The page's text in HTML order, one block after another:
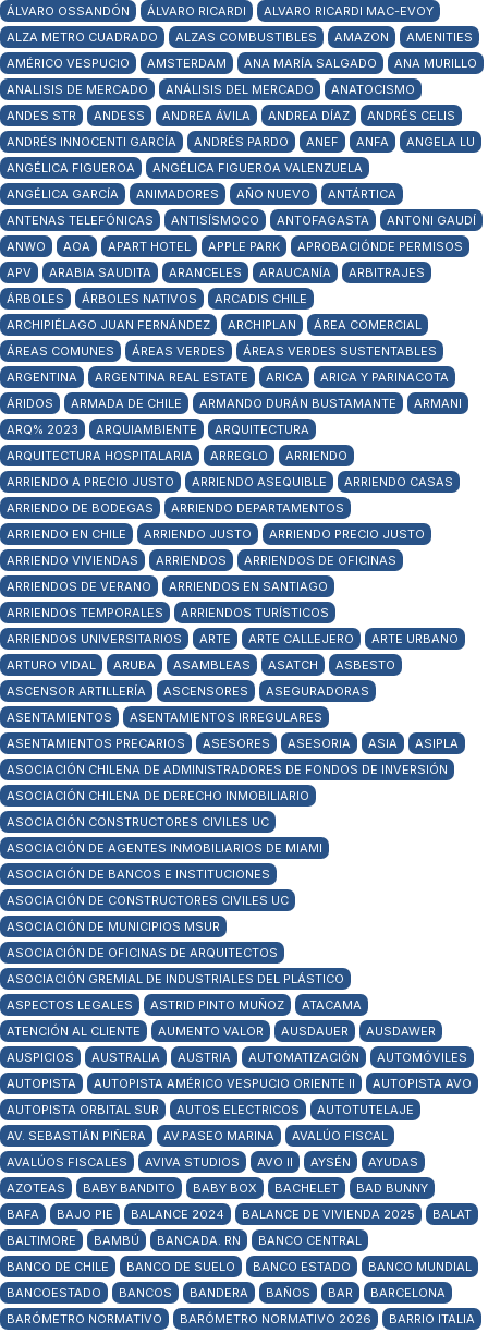
ÁLVARO OSSANDÓN
ÁLVARO RICARDI
ALVARO RICARDI MAC-EVOY
ALZA METRO CUADRADO
ALZAS COMBUSTIBLES AMAZON
AMENITIES
AMÉRICO VESPUCIO
AMSTERDAM ANA MARÍA SALGADO
ANA MURILLO
ANALISIS DE MERCADO
ANÁLISIS DEL MERCADO
ANATOCISMO
ANDES STR
ANDESS ANDREA ÁVILA ANDREA DÍAZ
ANDRÉS CELIS
ANDRÉS INNOCENTI GARCÍA
ANDRÉS PARDO ANEF ANFA
ANGELA LU
ANGÉLICA FIGUEROA
ANGÉLICA FIGUEROA VALENZUELA
ANGÉLICA GARCÍA
ANIMADORES AÑO NUEVO
ANTÁRTICA
ANTENAS TELEFÓNICAS
ANTISÍSMOCO ANTOFAGASTA
ANTONI GAUDÍ
ANWO
AOA APART HOTEL APPLE PARK
APROBACIÓNDE PERMISOS
APV
ARABIA SAUDITA ARANCELES ARAUCANÍA
ARBITRAJES
ÁRBOLES
ÁRBOLES NATIVOS
ARCADIS CHILE
ARCHIPIÉLAGO JUAN FERNÁNDEZ
ARCHIPLAN
ÁREA COMERCIAL
ÁREAS COMUNES
ÁREAS VERDES
ÁREAS VERDES SUSTENTABLES
ARGENTINA
ARGENTINA REAL ESTATE ARICA
ARICA Y PARINACOTA
ÁRIDOS
ARMADA DE CHILE ARMANDO DURÁN BUSTAMANTE
ARMANI
ARQ% 2023
ARQUIAMBIENTE
ARQUITECTURA
ARQUITECTURA HOSPITALARIA
ARREGLO
ARRIENDO
ARRIENDO A PRECIO JUSTO
ARRIENDO ASEQUIBLE
ARRIENDO CASAS
ARRIENDO DE BODEGAS
ARRIENDO DEPARTAMENTOS
ARRIENDO EN CHILE
ARRIENDO JUSTO
ARRIENDO PRECIO JUSTO
ARRIENDO VIVIENDAS
ARRIENDOS
ARRIENDOS DE OFICINAS
ARRIENDOS DE VERANO
ARRIENDOS EN SANTIAGO
ARRIENDOS TEMPORALES
ARRIENDOS TURÍSTICOS
ARRIENDOS UNIVERSITARIOS
ARTE ARTE CALLEJERO
ARTE URBANO
ARTURO VIDAL
ARUBA ASAMBLEAS ASATCH
ASBESTO
ASCENSOR ARTILLERÍA
ASCENSORES
ASEGURADORAS
ASENTAMIENTOS
ASENTAMIENTOS IRREGULARES
ASENTAMIENTOS PRECARIOS
ASESORES ASESORIA ASIA
ASIPLA
ASOCIACIÓN CHILENA DE ADMINISTRADORES DE FONDOS DE INVERSIÓN
ASOCIACIÓN CHILENA DE DERECHO INMOBILIARIO
ASOCIACIÓN CONSTRUCTORES CIVILES UC
ASOCIACIÓN DE AGENTES INMOBILIARIOS DE MIAMI
ASOCIACIÓN DE BANCOS E INSTITUCIONES
ASOCIACIÓN DE CONSTRUCTORES CIVILES UC
ASOCIACIÓN DE MUNICIPIOS MSUR
ASOCIACIÓN DE OFICINAS DE ARQUITECTOS
ASOCIACIÓN GREMIAL DE INDUSTRIALES DEL PLÁSTICO
ASPECTOS LEGALES
ASTRID PINTO MUÑOZ
ATACAMA
ATENCIÓN AL CLIENTE
AUMENTO VALOR AUSDAUER
AUSDAWER
AUSPICIOS
AUSTRALIA AUSTRIA AUTOMATIZACIÓN
AUTOMÓVILES
AUTOPISTA
AUTOPISTA AMÉRICO VESPUCIO ORIENTE II
AUTOPISTA AVO
AUTOPISTA ORBITAL SUR
AUTOS ELECTRICOS
AUTOTUTELAJE
AV. SEBASTIÁN PIÑERA
AV.PASEO MARINA
AVALÚO FISCAL
AVALÚOS FISCALES
AVIVA STUDIOS AVO II AYSÉN
AYUDAS
AZOTEAS
BABY BANDITO BABY BOX BACHELET
BAD BUNNY
BAFA
BAJO PIE BALANCE 2024 BALANCE DE VIVIENDA 2025
BALAT
BALTIMORE
BAMBÚ BANCADA. RN
BANCO CENTRAL
BANCO DE CHILE
BANCO DE SUELO BANCO ESTADO
BANCO MUNDIAL
BANCOESTADO
BANCOS BANDERA BAÑOS BAR
BARCELONA
BARÓMETRO NORMATIVO
BARÓMETRO NORMATIVO 2026
BARRIO ITALIA